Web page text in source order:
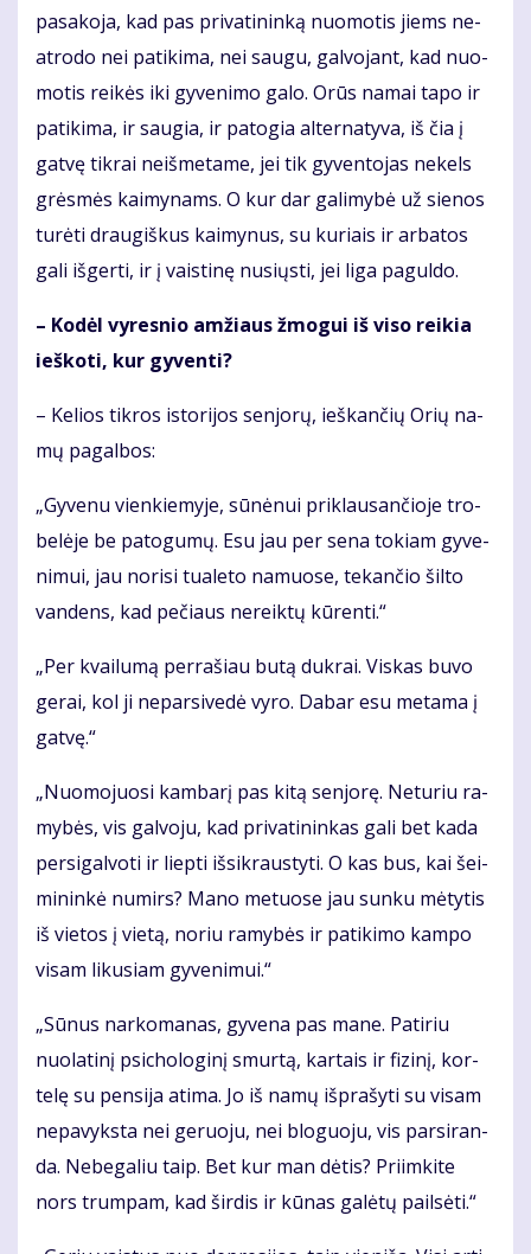
pa­sa­ko­ja, kad pas pri­va­ti­nin­ką nuo­mo­tis jiems ne­
at­ro­do nei pa­ti­ki­ma, nei sau­gu, gal­vo­jant, kad nuo­
mo­tis rei­kės iki gy­ve­ni­mo ga­lo. Orūs na­mai ta­po ir
pa­ti­ki­ma, ir sau­gia, ir pa­to­gia al­ter­na­ty­va, iš čia į
gat­vę tik­rai ne­iš­me­ta­me, jei tik gy­ven­to­jas ne­kels
grės­mės kai­my­nams. O kur dar ga­li­my­bė už sie­nos
tu­rė­ti drau­giš­kus kai­my­nus, su ku­riais ir ar­ba­tos
ga­li iš­ger­ti, ir į vais­ti­nę nu­siųs­ti, jei li­ga pa­gul­do.
– Ko­dėl vy­res­nio am­žiaus žmo­gui iš vi­so rei­kia
ieš­ko­ti, kur gy­ven­ti?
– Ke­lios tik­ros is­to­ri­jos sen­jo­rų, ieš­kan­čių Orių na­
mų pa­gal­bos:
„Gy­ve­nu vien­kie­my­je, sū­nė­nui pri­klau­san­čio­je tro­
be­lė­je be pa­to­gu­mų. Esu jau per se­na to­kiam gy­ve­
ni­mui, jau no­ri­si tu­a­le­to na­muo­se, te­kan­čio šil­to
van­dens, kad pe­čiaus ne­reik­tų kū­ren­ti.“
„Per kvai­lu­mą per­ra­šiau bu­tą duk­rai. Vis­kas bu­vo
ge­rai, kol ji ne­par­si­ve­dė vy­ro. Da­bar esu me­ta­ma į
gat­vę.“
„Nuo­mo­juo­si kam­ba­rį pas ki­tą sen­jo­rę. Ne­tu­riu ra­
my­bės, vis gal­vo­ju, kad pri­va­ti­nin­kas ga­li bet ka­da
per­si­gal­vo­ti ir liep­ti iš­si­kraus­ty­ti. O kas bus, kai šei­
mi­nin­kė nu­mirs? Ma­no me­tuo­se jau sun­ku mė­ty­tis
iš vie­tos į vie­tą, no­riu ra­my­bės ir pa­ti­ki­mo kam­po
vi­sam li­ku­siam gy­ve­ni­mui.“
„Sū­nus nar­ko­ma­nas, gy­ve­na pas ma­ne. Pa­ti­riu
nuo­la­ti­nį psi­cho­lo­gi­nį smur­tą, kar­tais ir fi­zi­nį, kor­
te­lę su pen­si­ja at­ima. Jo iš na­mų iš­pra­šy­ti su vi­sam
ne­pa­vyks­ta nei ge­ruo­ju, nei blo­guo­ju, vis par­si­ran­
da. Ne­be­ga­liu taip. Bet kur man dė­tis? Pri­im­ki­te
nors trum­pam, kad šir­dis ir kū­nas ga­lė­tų pail­sė­ti.“